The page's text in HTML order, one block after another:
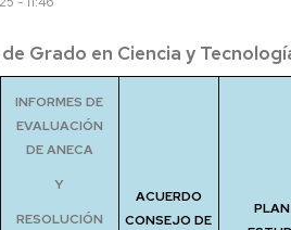
Grado en Ciencia y
INFORMES DE
EVALUACIÓN
DE ANECA
Y
RESOLUCIÓN
ACUERDO
CONSEJO DE